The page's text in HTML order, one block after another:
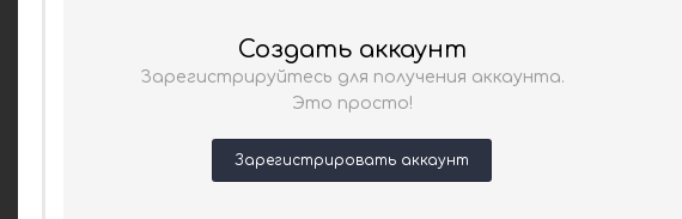
Создать аккаунт
Зарегистрируйтесь для получения аккаунта.
Это просто!
Зарегистрировать аккаунт